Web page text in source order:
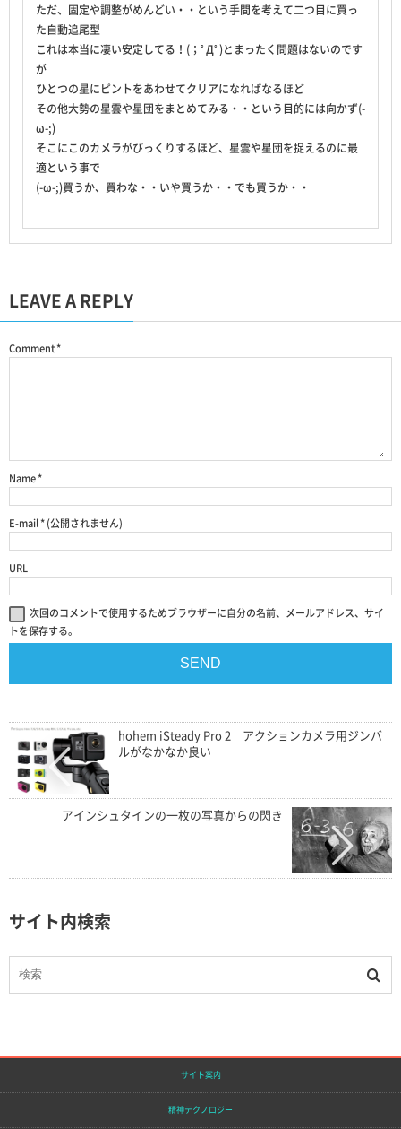
ただ、固定や調整がめんどい・・という手間を考えて二つ目に買っ
た自動追尾型
これは本当に凄い安定してる！(；ﾟДﾟ)とまったく問題はないのです
が
ひとつの星にピントをあわせてクリアになればなるほど
その他大勢の星雲や星団をまとめてみる・・という目的には向かず(-
ω-;)
そこにこのカメラがびっくりするほど、星雲や星団を捉えるのに最
適という事で
(-ω-;)買うか、買わな・・いや買うか・・でも買うか・・
LEAVE A REPLY
Comment*
Name*
E-mail*(公開されません)
URL
次回のコメントで使用するためブラウザーに自分の名前、メールアドレス、サイ
トを保存する。
hohem iSteady Pro 2 アクションカメラ用ジンバ
ルがなかなか良い
アインシュタインの一枚の写真からの閃き
サイト内検索
サイト案内
精神テクノロジー